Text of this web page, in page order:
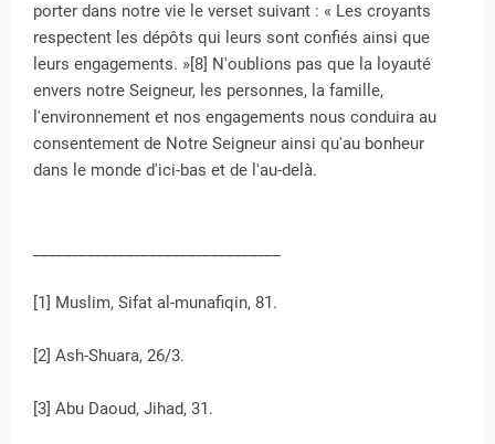
porter dans notre vie le verset suivant : « Les croyants
respectent les dépôts qui leurs sont confiés ainsi que
leurs engagements. »[8] N'oublions pas que la loyauté
envers notre Seigneur, les personnes, la famille,
l'environnement et nos engagements nous conduira au
consentement de Notre Seigneur ainsi qu'au bonheur
dans le monde d'ici-bas et de l'au-delà.
[1] Muslim, Sifat al-munafiqin, 81.
[2] Ash-Shuara, 26/3.
[3] Abu Daoud, Jihad, 31.